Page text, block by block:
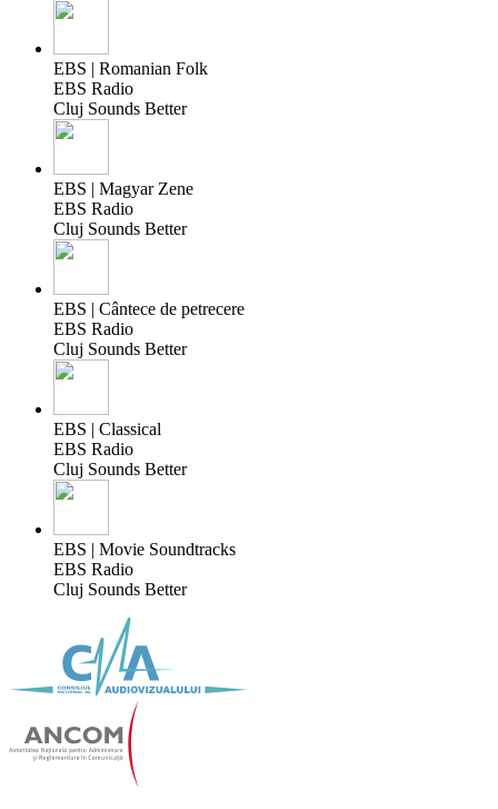
EBS | Romanian Folk
EBS Radio
Cluj Sounds Better
EBS | Magyar Zene
EBS Radio
Cluj Sounds Better
EBS | Cântece de petrecere
EBS Radio
Cluj Sounds Better
EBS | Classical
EBS Radio
Cluj Sounds Better
EBS | Movie Soundtracks
EBS Radio
Cluj Sounds Better